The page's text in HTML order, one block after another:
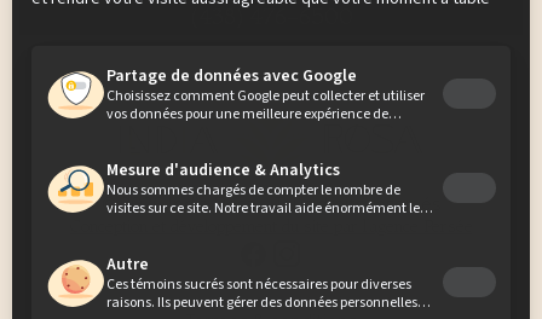
(438) 476-6500
© 2026 India Rosa – Tous droits réservés